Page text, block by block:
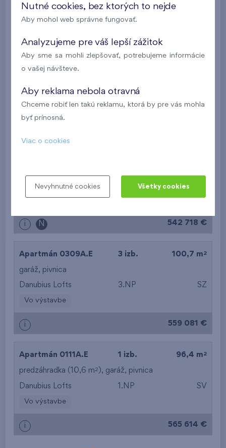
i
Apartmán 0308A.E 2 izb. 91 m
garáž,pivnica
Danubius Lofts
Vo výstavbe
i N 542 718 €
Apartmán 0309A.E 3 izb. 100,7 m 2
garáž, pivnica
Danubius Lofts 3.NP SZ
Vo výstavbe
i 559 081 €
Apartmán 0111A.E 1 izb. 96,4 m 2
predzáhradka (10,6 m2 ), garáž, pivnica
Danubius Lofts 1.NP SV
Vo výstavbe
i 565 614 €
Nutné cookies, bez ktorých to nejde
Aby mohol web správne fungovať.
Analyzujeme pre váš lepší zážitok
Aby sme sa mohli zlepšovať, potrebujeme informácie
o vašej návšteve.
Aby reklama nebola otravná
Chceme robiť len takú reklamu, ktorá by pre vás mohla
byť prínosná.
Viac o cookies
Nevyhnutné cookies Všetky cookies